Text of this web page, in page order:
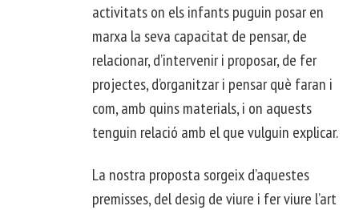
activitats on els infants puguin posar en
marxa la seva capacitat de pensar, de
relacionar, d’intervenir i proposar, de fer
projectes, d’organitzar i pensar què faran i
com, amb quins materials, i on aquests
tenguin relació amb el que vulguin explicar.
La nostra proposta sorgeix d’aquestes
premisses, del desig de viure i fer viure l’art